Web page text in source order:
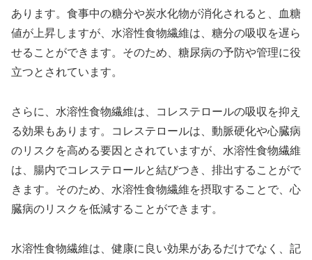
あります。食事中の糖分や炭水化物が消化されると、血糖
値が上昇しますが、水溶性食物繊維は、糖分の吸収を遅ら
せることができます。そのため、糖尿病の予防や管理に役
立つとされています。
さらに、水溶性食物繊維は、コレステロールの吸収を抑え
る効果もあります。コレステロールは、動脈硬化や心臓病
のリスクを高める要因とされていますが、水溶性食物繊維
は、腸内でコレステロールと結びつき、排出することがで
きます。そのため、水溶性食物繊維を摂取することで、心
臓病のリスクを低減することができます。
水溶性食物繊維は、健康に良い効果があるだけでなく、記